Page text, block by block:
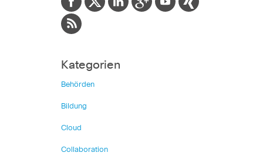
Kategorien
Behörden
Bildung
Cloud
Collaboration